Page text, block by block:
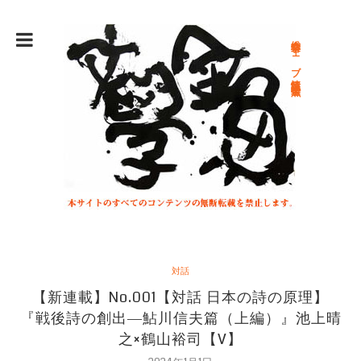
総合文学ウェブ情報誌 文学金魚
対話
【新連載】No.001【対話 日本の詩の原理】
『戦後詩の創出―鮎川信夫篇（上編）』池上晴
之×鶴山裕司【V】